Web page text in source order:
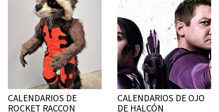
CALENDARIOS DE
ROCKET RACCON
CALENDARIOS DE OJO
DE HALCÓN